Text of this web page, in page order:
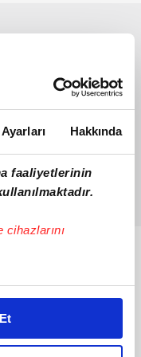
Hakkında
faaliyetlerinin
cihazlarını
özel
Bunu yaparken
deneyimi sunmak